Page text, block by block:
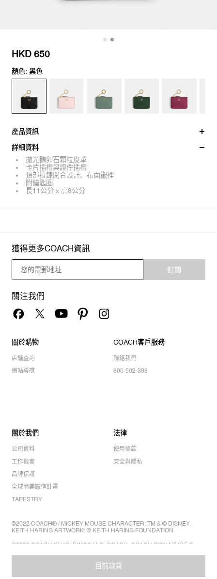
HKD 650
顏色: 黑色
產品資訊
詳細資料
拋光鵝卵石顆粒皮革
卡片插槽與證件插槽
頂部拉鍊閉合設計、布面襯裡
附鑰匙圈
長11公分 x 高8公分
目前缺貨
獲得更多COACH資訊
訂閱
關注我們
關於購物
店舖查詢
網站導航
COACH客戶服務
聯絡我們
800-902-308
關於我們
公司資料
工作機會
品牌保護
全球商業誠信計畫
TAPESTRY
法律
使用條款
安全與隱私
©2022 COACH® / MICKEY MOUSE CHARACTER: TM & © DISNEY.
KEITH HARING ARTWORK: © KEITH HARING FOUNDATION.
©2022 COACH IP HOLDINGS LLC. COACH, COACH SIGNATURE C